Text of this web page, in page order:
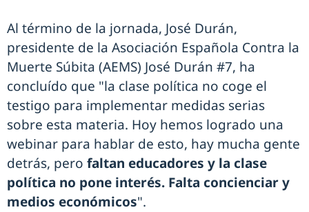
Al término de la jornada, José Durán,
presidente de la Asociación Española Contra la
Muerte Súbita (AEMS) José Durán #7, ha
concluído que "la clase política no coge el
testigo para implementar medidas serias
sobre esta materia. Hoy hemos logrado una
webinar para hablar de esto, hay mucha gente
detrás, pero faltan educadores y la clase
política no pone interés. Falta concienciar y
medios económicos".